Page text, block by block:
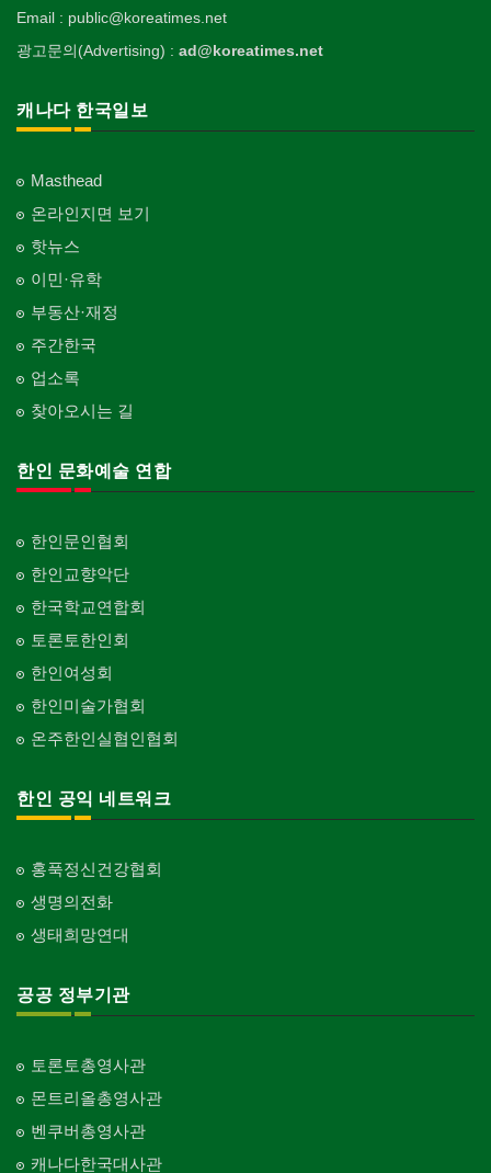
Email : public@koreatimes.net
광고문의(Advertising) : ad@koreatimes.net
캐나다 한국일보
Masthead
온라인지면 보기
핫뉴스
이민·유학
부동산·재정
주간한국
업소록
찾아오시는 길
한인 문화예술 연합
한인문인협회
한인교향악단
한국학교연합회
토론토한인회
한인여성회
한인미술가협회
온주한인실협인협회
한인 공익 네트워크
홍푹정신건강협회
생명의전화
생태희망연대
공공 정부기관
토론토총영사관
몬트리올총영사관
벤쿠버총영사관
캐나다한국대사관